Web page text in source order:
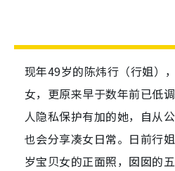
现年49岁的陈炜行（行姐）
女，更原来早于数年前已低
人隐私保护有加的她，自从
也会分享凑女日常。日前行
岁宝贝女的正面照，囡囡的